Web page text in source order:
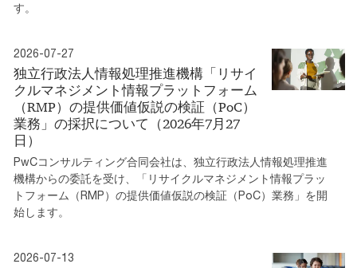
す。
2026-07-27
独立行政法人情報処理推進機構「リサイ
クルマネジメント情報プラットフォーム
（RMP）の提供価値仮説の検証（PoC）
業務」の採択について（2026年7月27
日）
PwCコンサルティング合同会社は、独立行政法人情報処理推進
機構からの委託を受け、「リサイクルマネジメント情報プラッ
トフォーム（RMP）の提供価値仮説の検証（PoC）業務」を開
始します。
2026-07-13